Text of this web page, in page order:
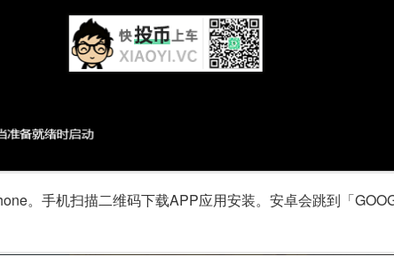
。手机扫描二维码下载APP应用安装。安卓会跳到「